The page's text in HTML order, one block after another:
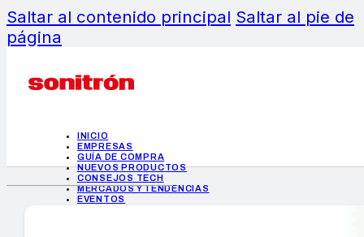
Saltar al contenido principal Saltar al pie de
página
INICIO
EMPRESAS
GUÍA DE COMPRA
NUEVOS PRODUCTOS
CONSEJOS TECH
MERCADOS Y TENDENCIAS
EVENTOS